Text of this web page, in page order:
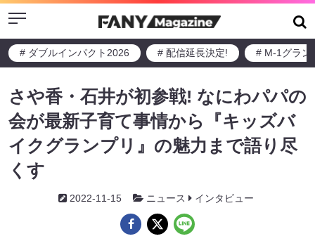
Menu
# ダブルインパクト2026 # 配信延長決定! # M-1グラン
さや香・石井が初参戦! なにわパパの
会が最新子育て事情から『キッズバ
イクグランプリ』の魅力まで語り尽
くす
2022-11-15 ニュース インタビュー